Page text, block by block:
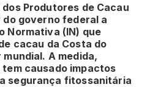
Produtores de Cacau
governo federal a
Normativa (IN) que
cacau da Costa do
A medida,
causado impactos
segurança fitossanitária